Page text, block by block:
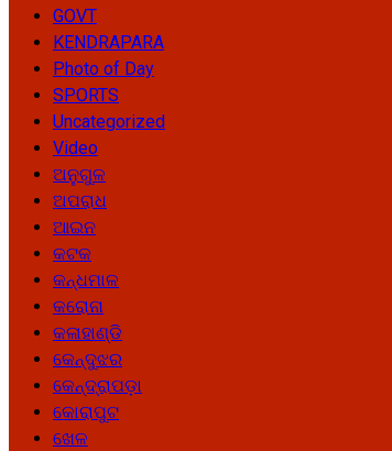
GOVT
KENDRAPARA
Photo of Day
SPORTS
Uncategorized
Video
ଅନୁଗୁଳ
ଅପରାଧ
ଆଇନ
କଟକ
କନ୍ଧମାଳ
କରୋନା
କଳାହାଣ୍ଡି
କେନ୍ଦୁଝର
କେନ୍ଦ୍ରାପଡ଼ା
କୋରାପୁଟ
ଖେଳ